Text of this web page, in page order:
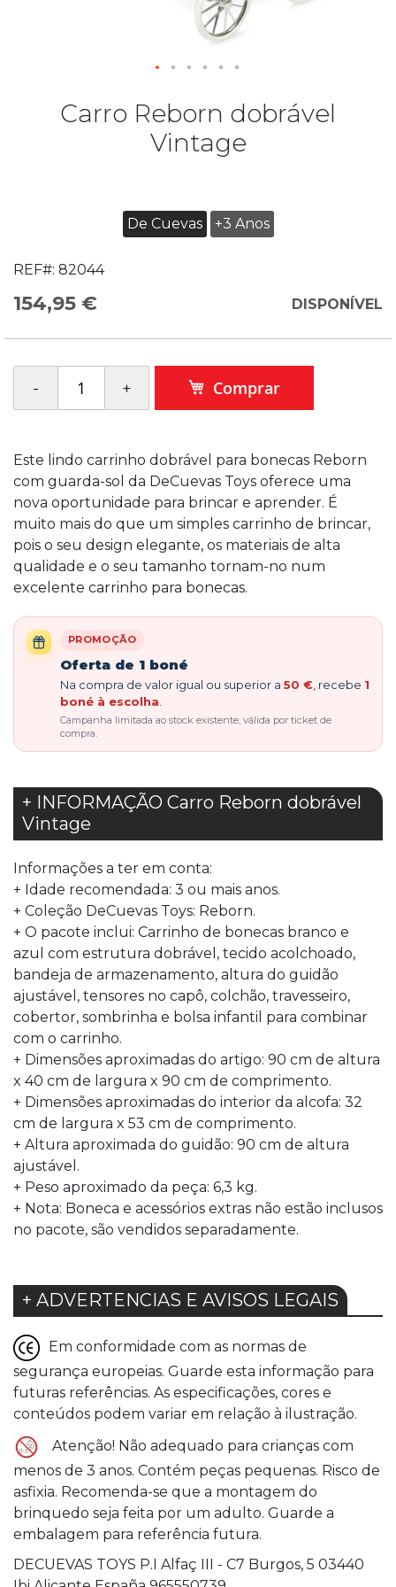
Carro Reborn dobrável
Vintage
De Cuevas +3 Anos
REF#: 82044
154,95 € DISPONÍVEL
Comprar
Este lindo carrinho dobrável para bonecas Reborn
com guarda-sol da DeCuevas Toys oferece uma
nova oportunidade para brincar e aprender. É
muito mais do que um simples carrinho de brincar,
pois o seu design elegante, os materiais de alta
qualidade e o seu tamanho tornam-no num
excelente carrinho para bonecas.
PROMOÇÃO
Oferta de 1 boné
Na compra de valor igual ou superior a 50 € , recebe 1
boné à escolha
Campanha limitada ao stock existente, válida por ticket de
compra.
+ INFORMAÇÃO Carro Reborn dobrável
Vintage
Informações a ter em conta:
+ Idade recomendada: 3 ou mais anos.
+ Coleção DeCuevas Toys: Reborn.
+ O pacote inclui: Carrinho de bonecas branco e
azul com estrutura dobrável, tecido acolchoado,
bandeja de armazenamento, altura do guidão
ajustável, tensores no capô, colchão, travesseiro,
cobertor, sombrinha e bolsa infantil para combinar
com o carrinho.
+ Dimensões aproximadas do artigo: 90 cm de altura
x 40 cm de largura x 90 cm de comprimento.
+ Dimensões aproximadas do interior da alcofa: 32
cm de largura x 53 cm de comprimento.
+ Altura aproximada do guidão: 90 cm de altura
ajustável.
+ Peso aproximado da peça: 6,3 kg.
+ Nota: Boneca e acessórios extras não estão inclusos
no pacote, são vendidos separadamente.
+ ADVERTENCIAS E AVISOS LEGAIS
Em conformidade com as normas de
segurança europeias. Guarde esta informação para
futuras referências. As especificações, cores e
conteúdos podem variar em relação à ilustração.
Atenção! Não adequado para crianças com
menos de 3 anos. Contém peças pequenas. Risco de
asfixia. Recomenda-se que a montagem do
brinquedo seja feita por um adulto. Guarde a
embalagem para referência futura.
DECUEVAS TOYS P.I Alfaç III - C7 Burgos, 5 03440